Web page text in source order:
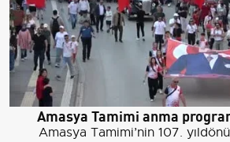
Amasya Tamimi anma
Amasya Tamimi’nin 107.